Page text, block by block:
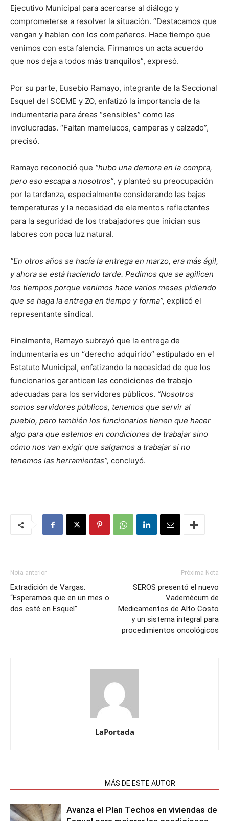
Ejecutivo Municipal para acercarse al diálogo y
comprometerse a resolver la situación. “Destacamos que
vengan y hablen con los compañeros. Hace tiempo que
venimos con esta falencia. Firmamos un acta acuerdo
que nos deja a todos más tranquilos”, expresó.
Por su parte, Eusebio Ramayo, integrante de la Seccional
Esquel del SOEME y ZO, enfatizó la importancia de la
indumentaria para áreas “sensibles” como las
involucradas. “Faltan mamelucos, camperas y calzado”,
precisó.
Ramayo reconoció que “hubo una demora en la compra,
pero eso escapa a nosotros”, y planteó su preocupación
por la tardanza, especialmente considerando las bajas
temperaturas y la necesidad de elementos reflectantes
para la seguridad de los trabajadores que inician sus
labores con poca luz natural.
“En otros años se hacía la entrega en marzo, era más ágil,
y ahora se está haciendo tarde. Pedimos que se agilicen
los tiempos porque venimos hace varios meses pidiendo
que se haga la entrega en tiempo y forma”, explicó el
representante sindical.
Finalmente, Ramayo subrayó que la entrega de
indumentaria es un “derecho adquirido” estipulado en el
Estatuto Municipal, enfatizando la necesidad de que los
funcionarios garanticen las condiciones de trabajo
adecuadas para los servidores públicos. “Nosotros
somos servidores públicos, tenemos que servir al
pueblo, pero también los funcionarios tienen que hacer
algo para que estemos en condiciones de trabajar sino
cómo nos van exigir que salgamos a trabajar si no
tenemos las herramientas”, concluyó.
Nota anterior
Extradición de Vargas:
“Esperamos que en un mes o
dos esté en Esquel”
Próxima Nota
SEROS presentó el nuevo
Vademécum de
Medicamentos de Alto Costo
y un sistema integral para
procedimientos oncológicos
LaPortada
MÁS DE ESTE AUTOR
Avanza el Plan Techos en viviendas de